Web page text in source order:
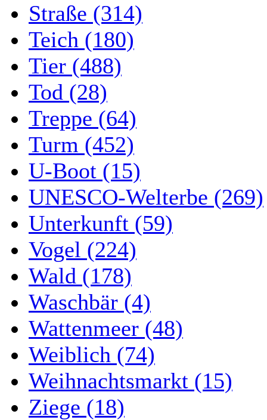
Straße (314)
Teich (180)
Tier (488)
Tod (28)
Treppe (64)
Turm (452)
U-Boot (15)
UNESCO-Welterbe (269)
Unterkunft (59)
Vogel (224)
Wald (178)
Waschbär (4)
Wattenmeer (48)
Weiblich (74)
Weihnachtsmarkt (15)
Ziege (18)